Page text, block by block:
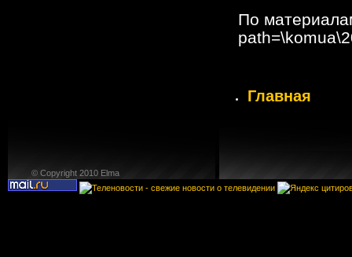
По
Главная
© Copyright 2010 Elma